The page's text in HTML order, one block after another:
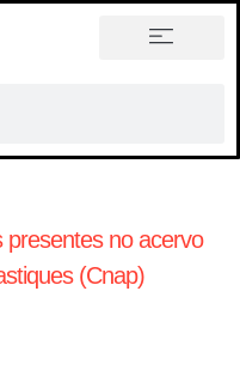
presentes no acervo
(Cnap)